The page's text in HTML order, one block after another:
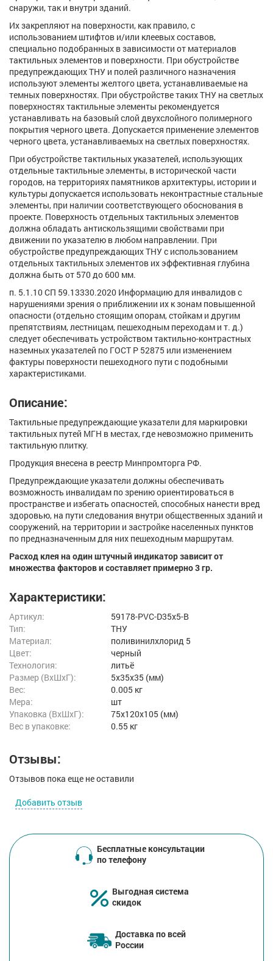
снаружи, так и внутри зданий.
Их закрепляют на поверхности, как правило, с
использованием штифтов и/или клеевых составов,
специально подобранных в зависимости от материалов
тактильных элементов и поверхности. При обустройстве
предупреждающих ТНУ и полей различного назначения
используют элементы желтого цвета, устанавливаемые на
темных поверхностях. При обустройстве таких ТНУ на светлых
поверхностях тактильные элементы рекомендуется
устанавливать на базовый слой двухслойного полимерного
покрытия черного цвета. Допускается применение элементов
черного цвета, устанавливаемых на светлых поверхностях.
При обустройстве тактильных указателей, использующих
отдельные тактильные элементы, в исторической части
городов, на территориях памятников архитектуры, истории и
культуры допускается использовать неконтрастные стальные
элементы, при наличии соответствующего обоснования в
проекте. Поверхность отдельных тактильных элементов
должна обладать антискользящими свойствами при
движении по указателю в любом направлении. При
обустройстве предупреждающих ТНУ с использованием
отдельных тактильных элементов их эффективная глубина
должна быть от 570 до 600 мм.
п. 5.1.10 СП 59.13330.2020 Информацию для инвалидов с
нарушениями зрения о приближении их к зонам повышенной
опасности (отдельно стоящим опорам, стойкам и другим
препятствиям, лестницам, пешеходным переходам и т. д.)
следует обеспечивать устройством тактильно-контрастных
наземных указателей по ГОСТ Р 52875 или изменением
фактуры поверхности пешеходного пути с подобными
характеристиками.
Описание:
Тактильные предупреждающие указатели для маркировки
тактильных путей МГН в местах, где невозможно применить
тактильную плитку.
Продукция внесена в реестр Минпромторга РФ.
Предупреждающие указатели должны обеспечивать
возможность инвалидам по зрению ориентироваться в
пространстве и избегать опасностей, способных нанести вред
здоровью, на пути следования внутри общественных зданий и
сооружений, на территории и застройке населенных пунктов
по предназначенным для них пешеходным маршрутам.
Расход клея на один штучный индикатор зависит от
множества факторов и составляет примерно 3 гр.
Характеристики:
Артикул:
59178-PVC-D35x5-B
Тип:
ТНУ
Материал:
поливинилхлорид 5
Цвет:
черный
Технология:
литьё
Размер (ВxШxГ):
5x35x35 (мм)
Вес:
0.005 кг
Мера:
шт
Упаковка (ВхШхГ):
75x120x105 (мм)
Вес в упаковке:
0.55 кг
Отзывы:
Отзывов пока еще не оставили
Добавить отзыв
Бесплатные консультации
по телефону
Выгодная система
скидок
Доставка по всей
России